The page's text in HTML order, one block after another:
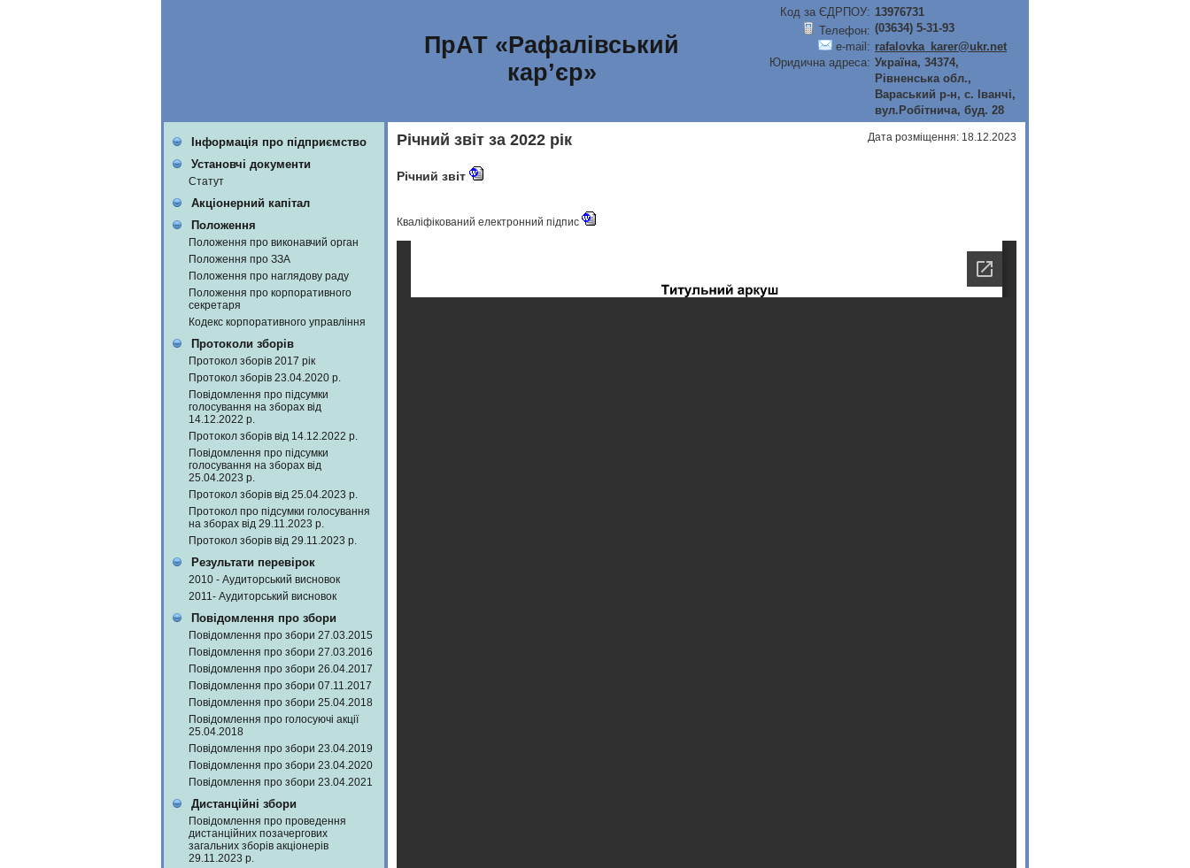
ПрАТ «Рафалівський
кар’єр»
Код за ЄДРПОУ: 13976731
Телефон: (03634) 5-31-93
e-mail: rafalovka_karer@ukr.net
Юридична адреса: Україна, 34374,
Рiвненська обл.,
Вараський р-н, с. Iванчi,
вул.Робiтнича, буд. 28
Інформація про підприємство
Установчі документи
Статут
Акціонерний капітал
Положення
Положення про виконавчий орган
Положення про ЗЗА
Положення про наглядову раду
Положення про корпоративного
секретаря
Кодекс корпоративного управління
Протоколи зборів
Протокол зборів 2017 рік
Протокол зборів 23.04.2020 р.
Повідомлення про підсумки
голосування на зборах від
14.12.2022 р.
Протокол зборів від 14.12.2022 р.
Повідомлення про підсумки
голосування на зборах від
25.04.2023 р.
Протокол зборів від 25.04.2023 р.
Протокол про підсумки голосування
на зборах від 29.11.2023 р.
Протокол зборів від 29.11.2023 р.
Результати перевірок
2010 - Аудиторський висновок
2011- Аудиторський висновок
Повідомлення про збори
Повідомлення про збори 27.03.2015
Повідомлення про збори 27.03.2016
Повідомлення про збори 26.04.2017
Повідомлення про збори 07.11.2017
Повідомлення про збори 25.04.2018
Повідомлення про голосуючі акції
25.04.2018
Повідомлення про збори 23.04.2019
Повідомлення про збори 23.04.2020
Повідомлення про збори 23.04.2021
Дистанційні збори
Повідомлення про проведення
дистанційних позачергових
загальних зборів акціонерів
29.11.2023 р.
Дата розміщення: 18.12.2023
Річний звіт за 2022 рік
Річний звіт
Кваліфікований електронний підпис